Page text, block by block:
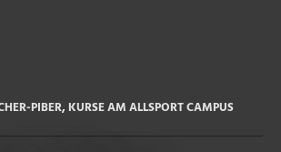
PIBER,KURSE AM ALLSPORT CAMPUS